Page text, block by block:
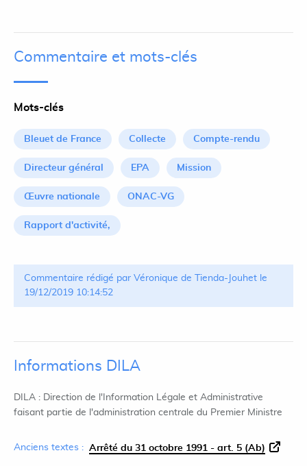
Commentaire et mots-clés
Mots-clés
Bleuet de France Collecte Compte-rendu
Directeur général EPA Mission
Œuvre nationale ONAC-VG
Rapport d'activité,
Commentaire rédigé par Véronique de Tienda-Jouhet le
19/12/2019 10:14:52
Informations DILA
DILA : Direction de l'Information Légale et Administrative
faisant partie de l'administration centrale du Premier Ministre
Anciens textes : Arrêté du 31 octobre 1991 - art. 5 (Ab)